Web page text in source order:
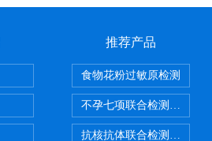
推荐产品
食物花粉过敏原检测
不孕七项联合检测试剂盒
抗核抗体联合检测试剂盒